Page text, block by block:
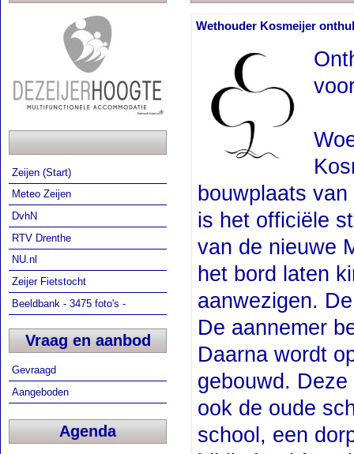
Zeijen (Start)
Meteo Zeijen
DvhN
RTV Drenthe
NU.nl
Zeijer Fietstocht
Beeldbank - 3475 foto's -
Vraag en aanbod
Gevraagd
Aangeboden
Agenda
Wethouder Kosmeijer
bouwplaats
is het officiële
van de nieuwe
het bord laten
aanwezigen.
De aannemer
Daarna wordt
gebouwd.
ook de oude
school, een